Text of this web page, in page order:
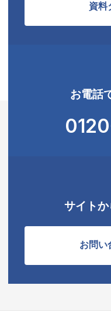
資料
お電話
サイト
お問い